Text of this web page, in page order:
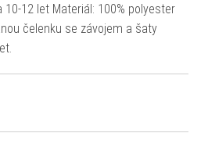
10-12 let Materiál: 100% polyester
čelenku se závojem a šaty